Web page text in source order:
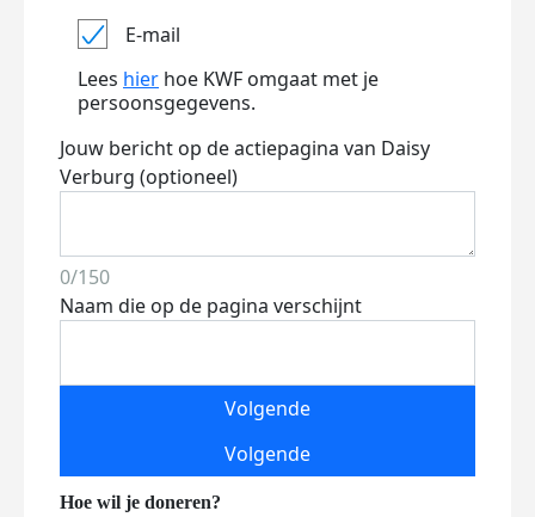
E-mail
Lees hier hoe KWF omgaat met je
persoonsgegevens.
Jouw bericht op de actiepagina van Daisy
Verburg (optioneel)
0/150
Naam die op de pagina verschijnt
Volgende
Volgende